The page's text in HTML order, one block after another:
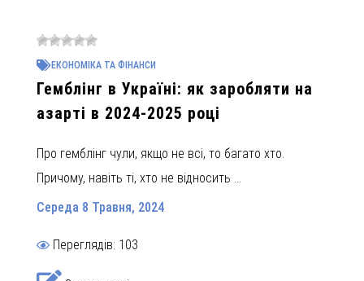
ЕКОНОМІКА ТА ФІНАНСИ
Гемблінг в Україні: як заробляти на
азарті в 2024-2025 році
Про гемблінг чули, якщо не всі, то багато хто.
Причому, навіть ті, хто не відносить ...
Середа 8 Травня, 2024
Переглядів: 103